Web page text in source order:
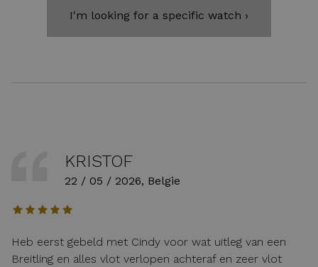
I'm looking for a specific watch ›
KRISTOF
22 / 05 / 2026, Belgie
Heb eerst gebeld met Cindy voor wat uitleg van een
Breitling en alles vlot verlopen achteraf en zeer vlot